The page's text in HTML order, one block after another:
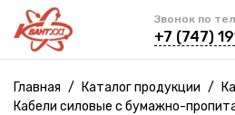
Звонок по
+7 (747)
Главная / Каталог продукции /
Кабели силовые с бумажно-